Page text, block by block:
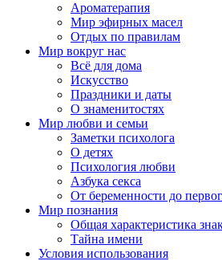
Ароматерапия
Мир эфирных масел
Отдых по правилам
Мир вокруг нас
Всё для дома
Искусство
Праздники и даты
О знаменитостях
Мир любви и семьи
Заметки психолога
О детях
Психология любви
Азбука секса
От беременности до
Мир познания
Общая характеристика
Тайна имени
Условия использования